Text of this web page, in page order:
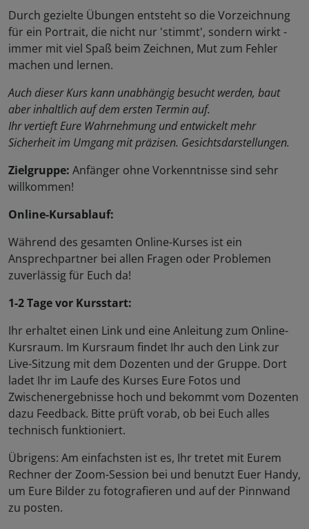
Durch gezielte Übungen entsteht so die Vorzeichnung
für ein Portrait, die nicht nur 'stimmt', sondern wirkt -
immer mit viel Spaß beim Zeichnen, Mut zum Fehler
machen und lernen.
Auch dieser Kurs kann unabhängig besucht werden, baut
aber inhaltlich auf dem ersten Termin auf.
Ihr vertieft Eure Wahrnehmung und entwickelt mehr
Sicherheit im Umgang mit präzisen. Gesichtsdarstellungen.
Zielgruppe: Anfänger ohne Vorkenntnisse sind sehr
willkommen!
Online-Kursablauf:
Während des gesamten Online-Kurses ist ein
Ansprechpartner bei allen Fragen oder Problemen
zuverlässig für Euch da!
1-2 Tage vor Kursstart:
Ihr erhaltet einen Link und eine Anleitung zum Online-
Kursraum. Im Kursraum findet Ihr auch den Link zur
Live-Sitzung mit dem Dozenten und der Gruppe. Dort
ladet Ihr im Laufe des Kurses Eure Fotos und
Zwischenergebnisse hoch und bekommt vom Dozenten
dazu Feedback. Bitte prüft vorab, ob bei Euch alles
technisch funktioniert.
Übrigens: Am einfachsten ist es, Ihr tretet mit Eurem
Rechner der Zoom-Session bei und benutzt Euer Handy,
um Eure Bilder zu fotografieren und auf der Pinnwand
zu posten.